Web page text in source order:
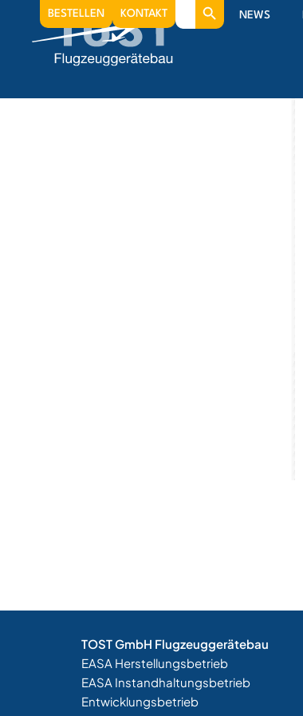
NEWS
BESTELLEN KONTAKT
Search
for:
TOST GmbH Flugzeuggerätebau
EASA Herstellungsbetrieb
EASA Instandhaltungsbetrieb
Entwicklungsbetrieb